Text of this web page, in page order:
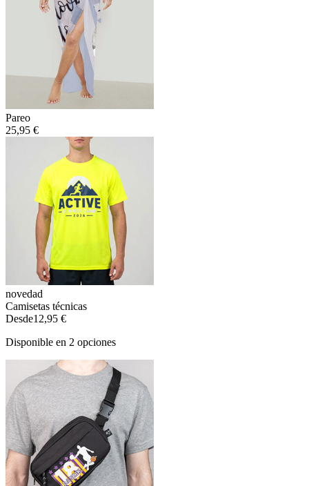
Pareo
25,95 €
novedad
Camisetas técnicas
Desde12,95 €
Disponible en 2 opciones